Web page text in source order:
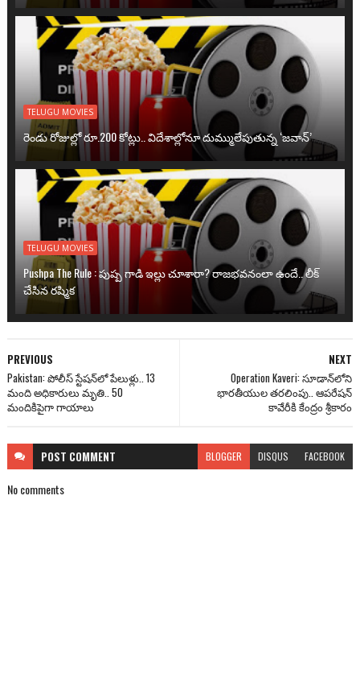
TELUGU MOVIES
రెండు రోజుల్లో రూ.200 కోట్లు.. విదేశాల్లోనూ దుమ్ములేపుతున్న ‘జవాన్’
TELUGU MOVIES
Pushpa The Rule : పుష్ప గాడి ఇల్లు చూశారా? రాజభవనంలా ఉందే.. లీక్
చేసిన రష్మిక
NEXT
Operation Kaveri: సూడాన్‌లోని
భారతీయుల తరలింపు.. ఆపరేషన్
కావేరీకి కేంద్రం శ్రీకారం
PREVIOUS
Pakistan: పోలీస్ స్టేషన్‌లో పేలుళ్లు.. 13
మంది అధికారులు మృతి.. 50
మందికిపైగా గాయాలు
POST COMMENT BLOGGER DISQUS FACEBOOK
No comments